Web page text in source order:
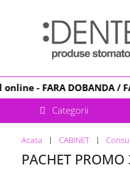
-FARA DOBANDA/
Categorii
Acasa CABINET
PACHET